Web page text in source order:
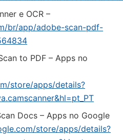
e OCR –
br/app/adobe-scan-pdf-
to PDF – Apps no
store/apps/details?
Docs – Apps no Google
store/apps/details?